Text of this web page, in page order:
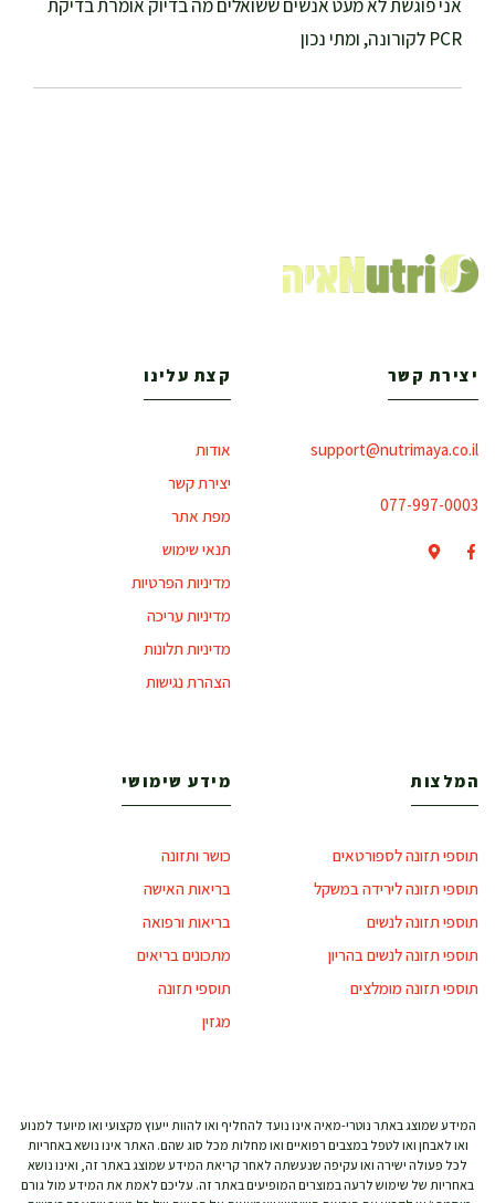
אני פוגשת לא מעט אנשים ששואלים מה בדיוק אומרת בדיקת
PCR לקורונה, ומתי נכון
יצירת קשר
support@nutrimaya.co.il
077-997-0003
קצת עלינו
אודות
יצירת קשר
מפת אתר
תנאי שימוש
מדיניות הפרטיות
מדיניות עריכה
מדיניות תלונות
הצהרת נגישות
המלצות
תוספי תזונה לספורטאים
תוספי תזונה לירידה במשקל
תוספי תזונה לנשים
תוספי תזונה לנשים בהריון
תוספי תזונה מומלצים
מידע שימושי
כושר ותזונה
בריאות האישה
בריאות ורפואה
מתכונים בריאים
תוספי תזונה
מגזין
המידע שמוצג באתר נוטרי-מאיה אינו נועד להחליף ואו להוות ייעוץ מקצועי ואו מיועד למנוע
ואו לאבחן ואו לטפל במצבים רפואיים ואו מחלות מכל סוג שהם. האתר אינו נושא באחריות
לכל פעולה ישירה ואו עקיפה שנעשתה לאחר קריאת המידע שמוצג באתר זה, ואינו נושא
באחריות של שימוש לרעה במוצרים המופיעים באתר זה. עליכם לאמת את המידע מול גורם